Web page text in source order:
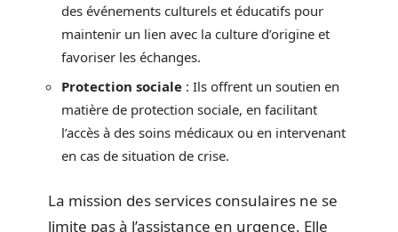
des événements culturels et éducatifs pour
maintenir un lien avec la culture d’origine et
favoriser les échanges.
Protection sociale : Ils offrent un soutien en
matière de protection sociale, en facilitant
l’accès à des soins médicaux ou en intervenant
en cas de situation de crise.
La mission des services consulaires ne se
limite pas à l’assistance en urgence. Elle